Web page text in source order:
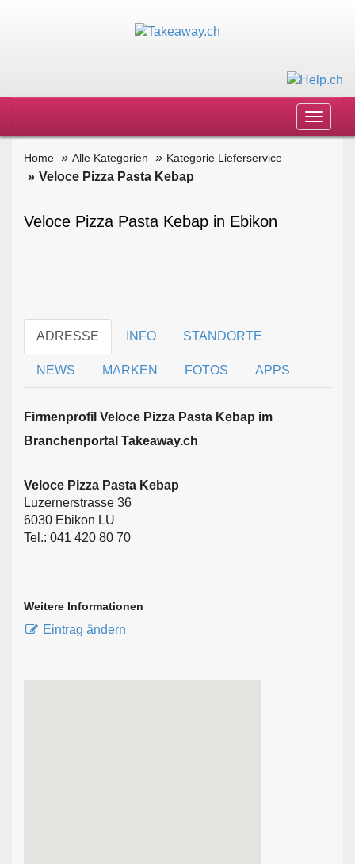
Toggle
Home Alle Kategorien Kategorie Lieferservice
Veloce Pizza Pasta Kebap
Veloce Pizza Pasta Kebap in Ebikon
ADRESSE INFO STANDORTE
NEWS MARKEN FOTOS APPS
Firmen­profil Veloce Pizza Pasta Kebap im
Branchen­portal Takeaway.ch
Veloce Pizza Pasta Kebap
Luzernerstrasse 36
6030 Ebikon LU
Tel.: 041 420 80 70
Weitere Informationen
Eintrag ändern